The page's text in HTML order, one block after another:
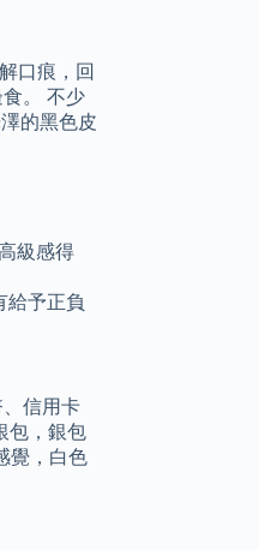
口痕，回
。 不少
的黑色皮
級感得
給予正負
信用卡
包，銀包
覺，白色